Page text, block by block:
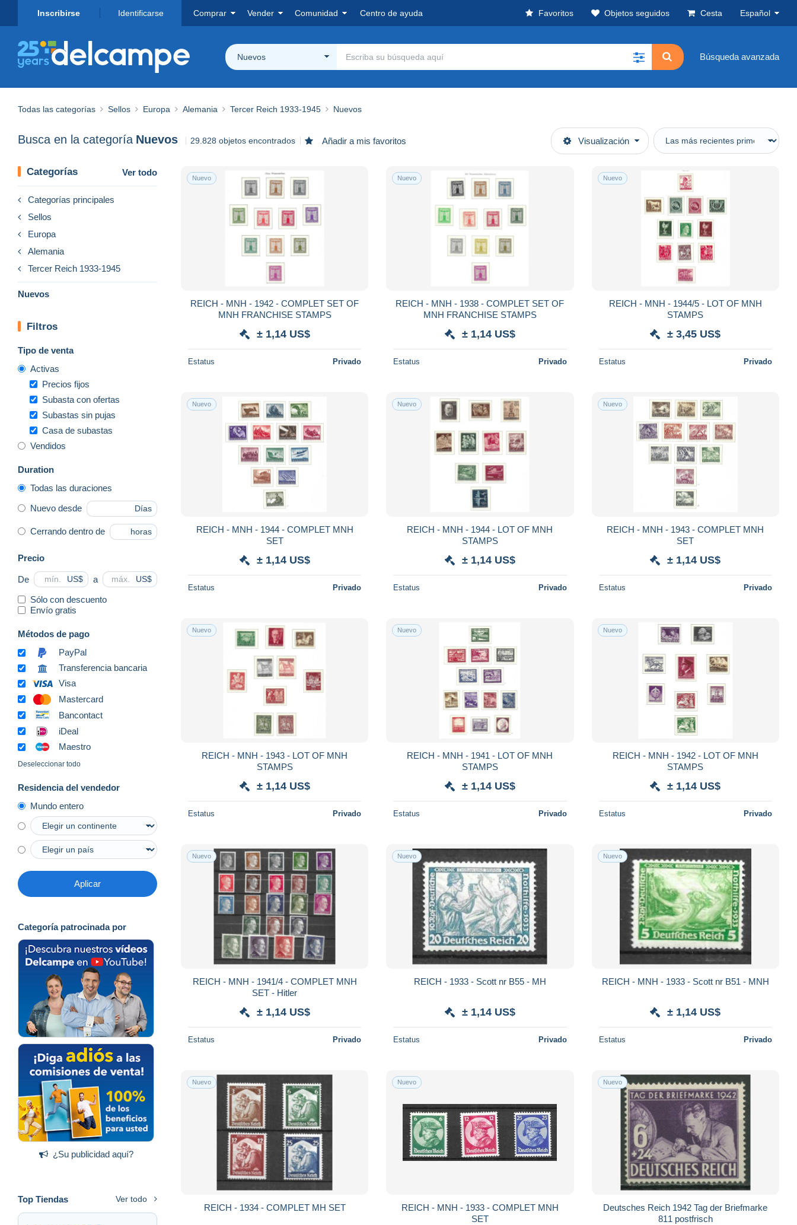
Inscribirse Identificarse Comprar Vender Comunidad Centro de ayuda Favoritos Objetos seguidos Cesta Español
Nuevos Búsqueda avanzada
Todas las categorías Sellos Europa Alemania Tercer Reich 1933-1945 Nuevos
Busca en la categoría Nuevos 29.828 objetos encontrados Añadir a mis favoritos Visualización
Categorías Ver todo
Categorías principales
Sellos
Europa
Alemania
Tercer Reich 1933-1945
Nuevos
Filtros
Tipo de venta
Activas
Precios fijos
Subasta con ofertas
Subastas sin pujas
Casa de subastas
Vendidos
Duration
Todas las duraciones
Nuevo desde Días
Cerrando dentro de horas
Precio
De US$ a US$
Sólo con descuento
Envío gratis
Métodos de pago
PayPal
Transferencia bancaria
Visa
Mastercard
Bancontact
iDeal
Maestro
Deseleccionar todo
Residencia del vendedor
Mundo entero
Aplicar
Categoría patrocinada por
¿Su publicidad aquí?
Top Tiendas Ver todo
Nuevo
REICH - MNH - 1942 - COMPLET SET OF
MNH FRANCHISE STAMPS
± 1,14 US$
Estatus Privado
Nuevo
REICH - MNH - 1938 - COMPLET SET OF
MNH FRANCHISE STAMPS
± 1,14 US$
Estatus Privado
Nuevo
REICH - MNH - 1944/5 - LOT OF MNH
STAMPS
± 3,45 US$
Estatus Privado
Nuevo
REICH - MNH - 1944 - COMPLET MNH
SET
± 1,14 US$
Estatus Privado
Nuevo
REICH - MNH - 1944 - LOT OF MNH
STAMPS
± 1,14 US$
Estatus Privado
Nuevo
REICH - MNH - 1943 - COMPLET MNH
SET
± 1,14 US$
Estatus Privado
Nuevo
REICH - MNH - 1943 - LOT OF MNH
STAMPS
± 1,14 US$
Estatus Privado
Nuevo
REICH - MNH - 1941 - LOT OF MNH
STAMPS
± 1,14 US$
Estatus Privado
Nuevo
REICH - MNH - 1942 - LOT OF MNH
STAMPS
± 1,14 US$
Estatus Privado
Nuevo
REICH - MNH - 1941/4 - COMPLET MNH
SET - Hitler
± 1,14 US$
Estatus Privado
Nuevo
REICH - 1933 - Scott nr B55 - MH
± 1,14 US$
Estatus Privado
Nuevo
REICH - MNH - 1933 - Scott nr B51 - MNH
± 1,14 US$
Estatus Privado
Nuevo
REICH - 1934 - COMPLET MH SET
Nuevo
REICH - MNH - 1933 - COMPLET MNH
SET
Nuevo
Deutsches Reich 1942 Tag der Briefmarke
811 postfrisch